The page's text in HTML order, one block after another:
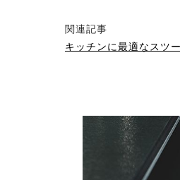
関連記事
キッチンに最適なスツ